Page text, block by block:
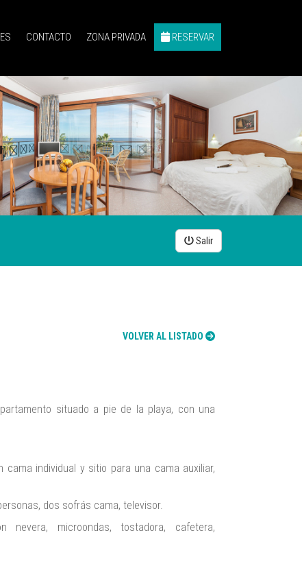
CONTACTO ZONA PRIVADA RESERVAR
Salir
VOLVER AL LISTADO
situado a pie de la playa, con una
individual y sitio para una cama auxiliar,
dos sofrás cama, televisor.
microondas, tostadora, cafetera,